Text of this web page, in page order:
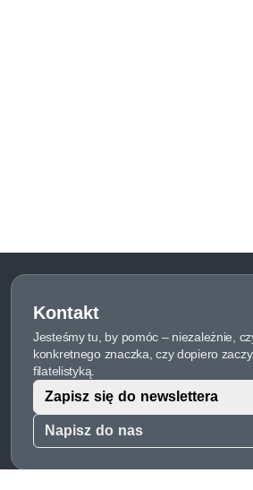
Kontakt
Jesteśmy tu, by pomóc – niezależnie,
konkretnego znaczka, czy dopiero
filatelistyką.
Napisz do nas
Zapisz się do newslettera